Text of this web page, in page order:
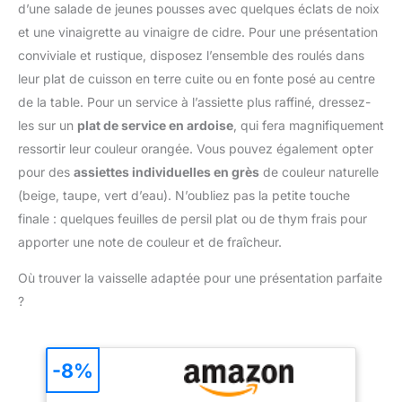
cuisine est conçue pour
durer. Elle se range
facilement dans un tiroir
ou un placard, aidant à
garder une cuisine
organisée sans occuper
d’espace inutile
récipient et le couvercle
fraîcheur peuvent être
utilisés au four à micro-
ondes. Adapté au Micro-
Ondes - Les récipients et
couvercles à légumes
multifonctionnels
peuvent être utilisés
comme bac à légumes
aliments, les mettre au
réfrigérateur pour les
congeler ou au micro-
réchauffer, ou comme
votre cuisine bien
organisée. Lavable au
Cooking: Notre pinceau
cuisine assure une
répartition uniforme de
l'huile avec un minimum
d'utilisation. Ce pinceau
cuisine silicone vous
permet de contrôler l'huile
et savoureux. Dites adieu
aux plats gras et adoptez
une cuisine plus saine avec
notre pinceau silicone
for Balanced Pressure: Le
noyau en acier inoxydable
intégré rend ce pinceau
garantissant que la tête ne
se détache jamais. Son
design monobloc permet
confidence.
【Durabilité】 La
conception intégrée de
notre brosse de cuisine
de cheveux ou le demi-
tour, résistante à la
chaleur et antiadhésive. Il
absorbe la graisse et ne
desserrera pas du
manche. très approprié
pour la boulangerie et le
Nettoyer】 La brosse en
lavage, elles peuvent être
séchées et utilisées à
d’une salade de jeunes pousses avec quelques éclats de noix
et une vinaigrette au vinaigre de cidre. Pour une présentation
conviviale et rustique, disposez l’ensemble des roulés dans
leur plat de cuisson en terre cuite ou en fonte posé au centre
de la table. Pour un service à l’assiette plus raffiné, dressez-
les sur un plat de service en ardoise , qui fera magnifiquement
ressortir leur couleur orangée. Vous pouvez également opter
pour des assiettes individuelles en grès de couleur naturelle
(beige, taupe, vert d’eau). N’oubliez pas la petite touche
finale : quelques feuilles de persil plat ou de thym frais pour
apporter une note de couleur et de fraîcheur.
Où trouver la vaisselle adaptée pour une présentation parfaite
?
-8%